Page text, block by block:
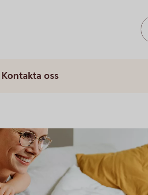
Kontakta oss